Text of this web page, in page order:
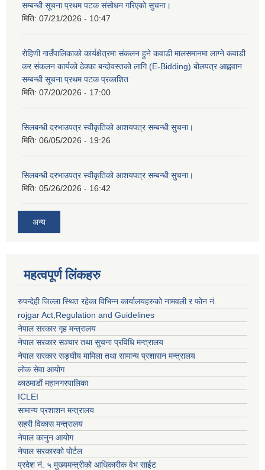
सम्बन्धी सूचना प्रथम पटक संसोधन गरिएको सुचना।
मिति: 07/21/2026 - 10:47
रोहिणी गाउँपालिकाको कार्यक्षेत्रमा संकलन हुने कवाडी मालसमानमा लाग्ने कवाडी
कर संकलन कार्यको ठेक्का बन्दोवस्तको लागि (E-Bidding) बोलपत्र आह्ववान
सम्बन्धी सूचना प्रथम पटक प्रकाशित
मिति: 07/20/2026 - 17:00
सिलबन्धी दरभाउपत्र स्वीकृतिको आशयपत्र सम्बन्धी सुचना।
मिति: 06/05/2026 - 19:26
सिलबन्धी दरभाउपत्र स्वीकृतिको आशयपत्र सम्बन्धी सुचना।
मिति: 05/26/2026 - 16:42
अन्य
महत्वपूर्ण लिंकहरु
रुपन्देही जिल्ला स्थित रहेका विभिन्न कार्यालयहरुको नामवली र फाेन न‌ं.
rojgar Act,Regulation and Guidelines
नेपाल सरकार गृह मन्त्रालय
नेपाल सरकार सञ्चार तथा सुचना प्रविधि मन्त्रालय
नेपाल सरकार सङ्घीय मामिला तथा सामान्य प्रशासन मन्त्रालय
लोक सेवा आयोग
काठमाडौं महानगरपालिका
ICLEI
सामान्य प्रशाशन मन्त्रालय
सहरी विकास मन्त्रालय
नेपाल कानुन आयोग
नेपाल सरकारको पोर्टल
प्रदेश नं. ५ मुख्यमन्त्रीको आधिकारीक वेभ साईट